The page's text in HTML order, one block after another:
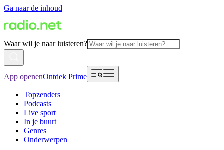
Ga naar de inhoud
Waar wil je naar luisteren?
App openenOntdek Prime
Topzenders
Podcasts
Live sport
In je buurt
Genres
Onderwerpen